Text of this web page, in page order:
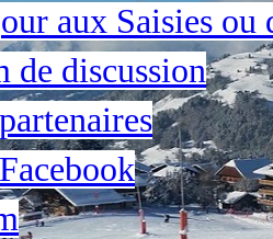
aux Saisies ou
de discussion